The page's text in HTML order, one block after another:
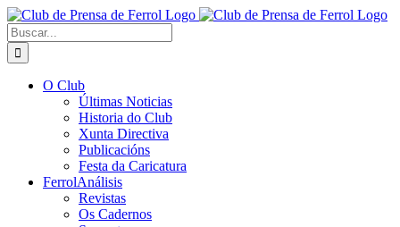
Saltar
al
contenido
Buscar:
O Club
Últimas Noticias
Historia do Club
Xunta Directiva
Publicacións
Festa da Caricatura
FerrolAnálisis
Revistas
Os Cadernos